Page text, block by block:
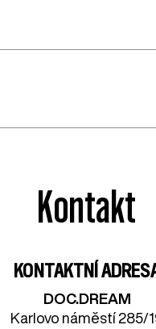
Kontakt
KONTAKTNÍ
DOC.DREAM​
Karlovo náměstí 285/